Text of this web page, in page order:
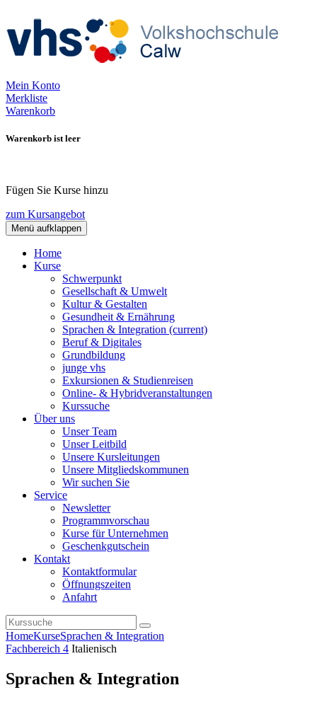
Mein Konto
Merkliste
Warenkorb
Warenkorb ist leer
Fügen Sie Kurse hinzu
zum Kursangebot
Menü aufklappen
Home
Kurse
Schwerpunkt
Gesellschaft & Umwelt
Kultur & Gestalten
Gesundheit & Ernährung
Sprachen & Integration (current)
Beruf & Digitales
Grundbildung
junge vhs
Exkursionen & Studienreisen
Online- & Hybridveranstaltungen
Kurssuche
Über uns
Unser Team
Unser Leitbild
Unsere Kursleitungen
Unsere Mitgliedskommunen
Wir suchen Sie
Service
Newsletter
Programmvorschau
Kurse für Unternehmen
Geschenkgutschein
Kontakt
Kontaktformular
Öffnungszeiten
Anfahrt
HomeKurseSprachen & Integration
Fachbereich 4 Italienisch
Sprachen & Integration